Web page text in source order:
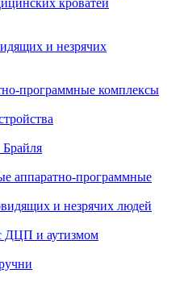
кроватей
и незрячих
программные комплексы
аппаратно-программные
и незрячих людей
ДЦП и аутизмом